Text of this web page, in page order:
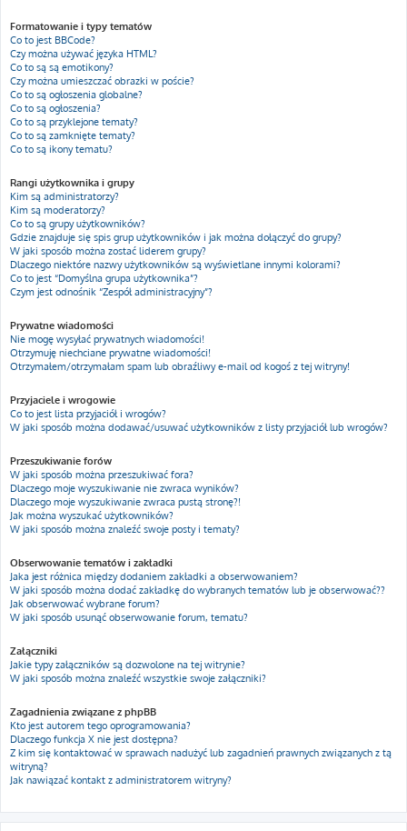
Formatowanie i typy tematów
Co to jest BBCode?
Czy można używać języka HTML?
Co to są są emotikony?
Czy można umieszczać obrazki w poście?
Co to są ogłoszenia globalne?
Co to są ogłoszenia?
Co to są przyklejone tematy?
Co to są zamknięte tematy?
Co to są ikony tematu?
Rangi użytkownika i grupy
Kim są administratorzy?
Kim są moderatorzy?
Co to są grupy użytkowników?
Gdzie znajduje się spis grup użytkowników i jak można dołączyć do grupy?
W jaki sposób można zostać liderem grupy?
Dlaczego niektóre nazwy użytkowników są wyświetlane innymi kolorami?
Co to jest “Domyślna grupa użytkownika”?
Czym jest odnośnik “Zespół administracyjny”?
Prywatne wiadomości
Nie mogę wysyłać prywatnych wiadomości!
Otrzymuję niechciane prywatne wiadomości!
Otrzymałem/otrzymałam spam lub obraźliwy e-mail od kogoś z tej witryny!
Przyjaciele i wrogowie
Co to jest lista przyjaciół i wrogów?
W jaki sposób można dodawać/usuwać użytkowników z listy przyjaciół lub wrogów?
Przeszukiwanie forów
W jaki sposób można przeszukiwać fora?
Dlaczego moje wyszukiwanie nie zwraca wyników?
Dlaczego moje wyszukiwanie zwraca pustą stronę?!
Jak można wyszukać użytkowników?
W jaki sposób można znaleźć swoje posty i tematy?
Obserwowanie tematów i zakładki
Jaka jest różnica między dodaniem zakładki a obserwowaniem?
W jaki sposób można dodać zakładkę do wybranych tematów lub je obserwować??
Jak obserwować wybrane forum?
W jaki sposób usunąć obserwowanie forum, tematu?
Załączniki
Jakie typy załączników są dozwolone na tej witrynie?
W jaki sposób można znaleźć wszystkie swoje załączniki?
Zagadnienia związane z phpBB
Kto jest autorem tego oprogramowania?
Dlaczego funkcja X nie jest dostępna?
Z kim się kontaktować w sprawach nadużyć lub zagadnień prawnych związanych z tą
witryną?
Jak nawiązać kontakt z administratorem witryny?